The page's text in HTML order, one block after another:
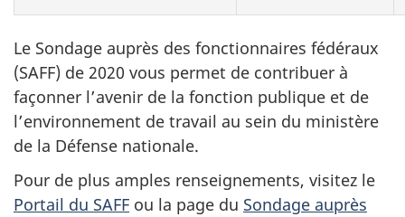
Le Sondage auprès des fonctionnaires fédéraux
(SAFF) de 2020 vous permet de contribuer à
façonner l’avenir de la fonction publique et de
l’environnement de travail au sein du ministère
de la Défense nationale.
Pour de plus amples renseignements, visitez le
Portail du SAFF ou la page du Sondage auprès